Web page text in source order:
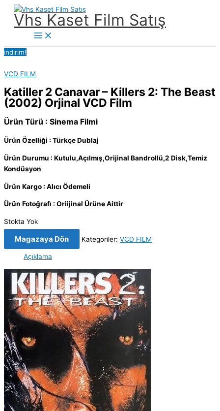
İçeriğe
Vhs Kaset Film Satış
Main
Menu
indirim!
VCD FILM
Katiller 2 Canavar – Killers 2: The Beast
(2002) Orjinal VCD Film
Ürün Türü : Sinema Filmi
Ürün Özelliği : Türkçe Dublaj
Ürün Durumu : Kutulu,Açılmış,Orijinal Bandrollü,2 Disk,Temiz
Kondüsyon
Ürün Kargo : Alıcı Ödemeli
Ürün Fotoğrafı : Oriijinal Ürüne Aittir
Stokta Yok
Magazaya Dön Kategoriler: VCD FILM
Açıklama